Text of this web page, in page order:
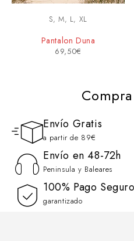
S, M, L, XL
Pantalon Duna
69,50€
Envío Gratis
a partir de 89€
Envío en 48-72h
Peninsula y Baleares
100% Pago Seguro
garantizado